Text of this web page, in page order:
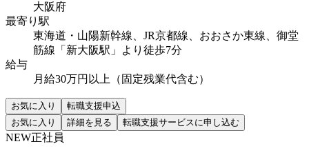
大阪府
最寄り駅
東海道・山陽新幹線、JR京都線、おおさか東線、御堂
筋線「新大阪駅」より徒歩7分
給与
月給30万円以上（固定残業代含む）
お気に入り
転職支援申込
お気に入り
詳細を見る 転職支援サービスに申し込む
NEW正社員